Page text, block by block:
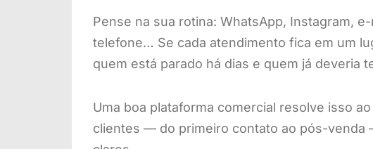
Pense na sua rotina: WhatsApp, Instagram,
telefone… Se cada atendimento fica em um
quem está parado há dias e quem já deveria
Uma boa plataforma comercial resolve isso
clientes — do primeiro contato ao pós-